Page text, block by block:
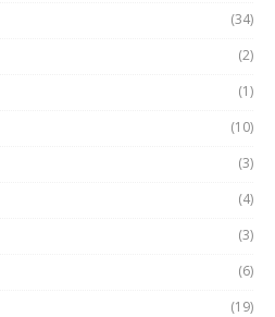
(34)
(2)
(1)
(10)
(3)
(4)
(3)
(6)
(19)